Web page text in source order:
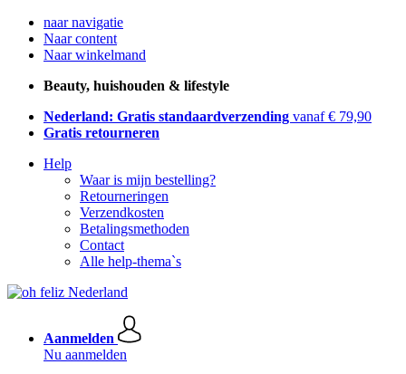
naar navigatie
Naar content
Naar winkelmand
Beauty, huishouden & lifestyle
Nederland: Gratis standaardverzending vanaf € 79,90
Gratis retourneren
Help
Waar is mijn bestelling?
Retourneringen
Verzendkosten
Betalingsmethoden
Contact
Alle help-thema`s
Aanmelden
Nu aanmelden